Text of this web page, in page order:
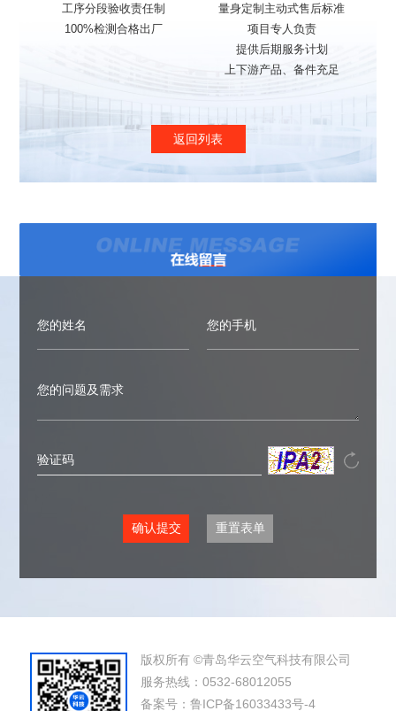
工序分段验收责任制
100%检测合格出厂
量身定制主动式售后标准
项目专人负责
提供后期服务计划
上下游产品、备件充足
返回列表
版权所有 ©青岛华云空气科技有限公司
服务热线：0532-68012055
备案号：鲁ICP备16033433号-4